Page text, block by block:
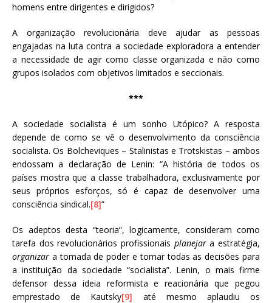
homens entre dirigentes e dirigidos?
A organização revolucionária deve ajudar as pessoas
engajadas na luta contra a sociedade exploradora a entender
a necessidade de agir como classe organizada e não como
grupos isolados com objetivos limitados e seccionais.
***
A sociedade socialista é um sonho Utópico? A resposta
depende de como se vê o desenvolvimento da consciência
socialista. Os Bolcheviques – Stalinistas e Trotskistas – ambos
endossam a declaração de Lenin: “A história de todos os
países mostra que a classe trabalhadora, exclusivamente por
seus próprios esforços, só é capaz de desenvolver uma
consciência sindical.[8]”
Os adeptos desta “teoria”, logicamente, consideram como
tarefa dos revolucionários profissionais planejara estratégia,
organizar a tomada de poder e tomar todas as decisões para
a instituição da sociedade “socialista”. Lenin, o mais firme
defensor dessa ideia reformista e reacionária que pegou
emprestado de Kautsky[9] até mesmo aplaudiu os